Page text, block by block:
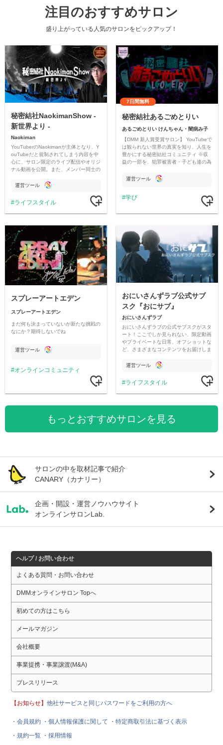
注目のおすすめサロン
盛り上がっている人気のサロンをピックアップ！
秘密結社NaokimanShow -
新世界より -
Naokiman
YouTuberのNaokimanが主体となり、Y
ouTubeだと規制されてしまう内容を中
心に、サロン限定のライブ配信やオリジ
ナル動画を公開。また、メンバー同士の
ただいています。
運営ツール
ライフスタイル
7日間無料
秘密結社あるごめとりい
あるごめとりい けんちゃん・闇病み子
【DMM 新人賞受賞サロン】 YouTubeで
は観られない世界の真実を知り、人生を
豊かにする秘密結社コミュニティ ※収
益の一部を、犯罪被害者・子ども達の為
す運営ツール
学び
スプレーアートエデン
スプレーアートエデン
まだ何も決まっていないが新たな挑戦の
なにか？期待しないでね
運営ツール
オンラインコミュニティ
おにいさんずラブ公式サブ
スク『おにサブ』
おにいさんずラブ
おにいさんずラブの公式サブスクがスタ
ート！ここでしか見られない、限定動画
やプライベートな日常、オフショットな
ど、さまざまなコンテンツをお届けしま
運営ツール
ライフスタイル
もっとおすすめサロンを見る
サロンの中を取材記事で紹介
CANARY（カナリー）
企画・開設・運営ノウハウサイト
オンラインサロンLab.
ヘルプ / お問い合わせ
よくある質問・お問い合わせ
DMMオンラインサロン Topへ
初めての方はこちら
メールマガジン
会社概要
事業提携・事業譲渡(M&A)
プレスリリース
【お知らせ】他社サービスと同じパスワードをご利用の方へ
・会員規約 ・個人情報保護に関して
・特定商取引法に基づく表示
・規約一覧 ・採用情報